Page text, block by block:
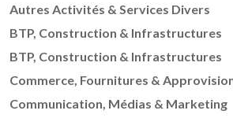
Autres Activités & Services Divers
BTP, Construction & Infrastructures
BTP, Construction & Infrastructures
Commerce, Fournitures &
Communication, Médias & Marketing